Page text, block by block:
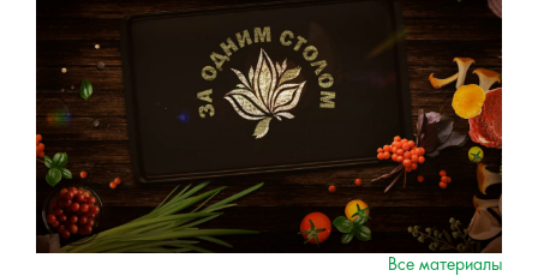
Все материалы